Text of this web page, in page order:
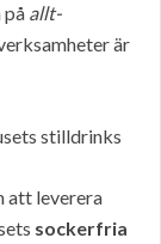
på allt-
är
stilldrinks
att leverera
sockerfria